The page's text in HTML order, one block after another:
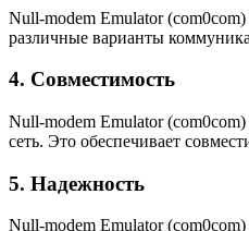
Null-modem Emulator
различные варианты
4. Совместимость
Null-modem Emulator
сеть. Это обеспечивает
5. Надежность
Null-modem Emulator